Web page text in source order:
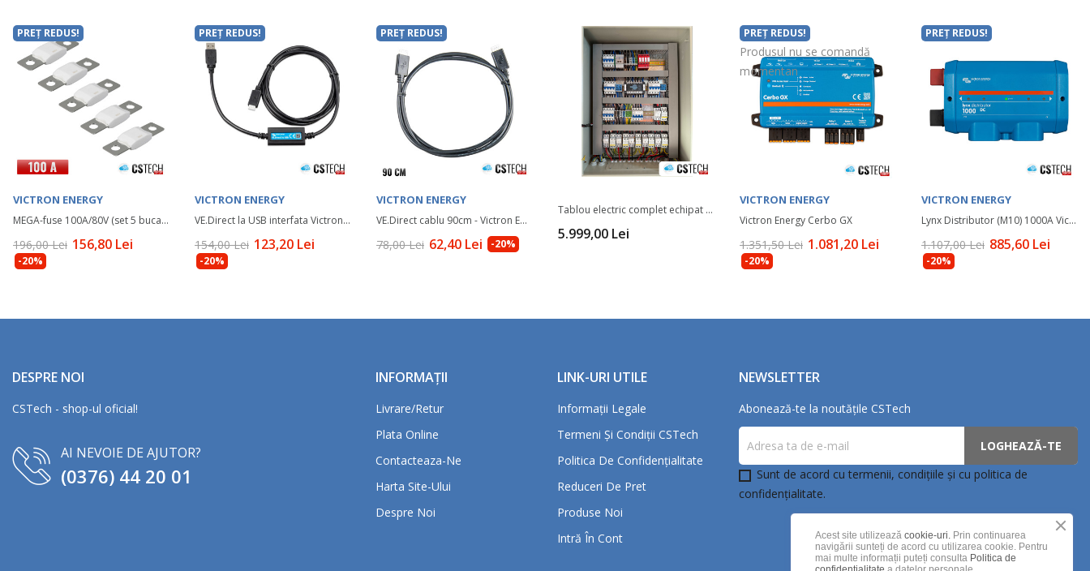
PREȚ REDUS!
VICTRON ENERGY
MEGA-fuse 100A/80V (set 5 bucati) - Victron Energy
196,00 Lei 156,80 Lei
-20%
PREȚ REDUS!
VICTRON ENERGY
VE.Direct la USB interfata Victron Energy
154,00 Lei 123,20 Lei
-20%
PREȚ REDUS!
VICTRON ENERGY
VE.Direct cablu 90cm - Victron Energy
78,00 Lei 62,40 Lei -20%
Tablou electric complet echipat pentru sisteme...
5.999,00 Lei
PREȚ REDUS!
Produsul nu se comandă
momentan
VICTRON ENERGY
Victron Energy Cerbo GX
1.351,50 Lei 1.081,20 Lei
-20%
PREȚ REDUS!
VICTRON ENERGY
Lynx Distributor (M10) 1000A Victron Energy
1.107,00 Lei 885,60 Lei
-20%
DESPRE NOI
CSTech - shop-ul oficial!
AI NEVOIE DE AJUTOR?
(0376) 44 20 01
INFORMAȚII
Livrare/retur
Plata Online
Contacteaza-Ne
Harta Site-Ului
Despre Noi
LINK-URI UTILE
Informații Legale
Termeni Și Condiții CSTech
Politica De Confidențialitate
Reduceri De Pret
Produse Noi
Intră În Cont
NEWSLETTER
Abonează-te la noutățile CSTech
Sunt de acord cu termenii, condițiile și cu politica de
confidențialitate.
Acest site utilizează cookie-uri. Prin continuarea
navigării sunteți de acord cu utilizarea cookie. Pentru
mai multe informații puteți consulta Politica de